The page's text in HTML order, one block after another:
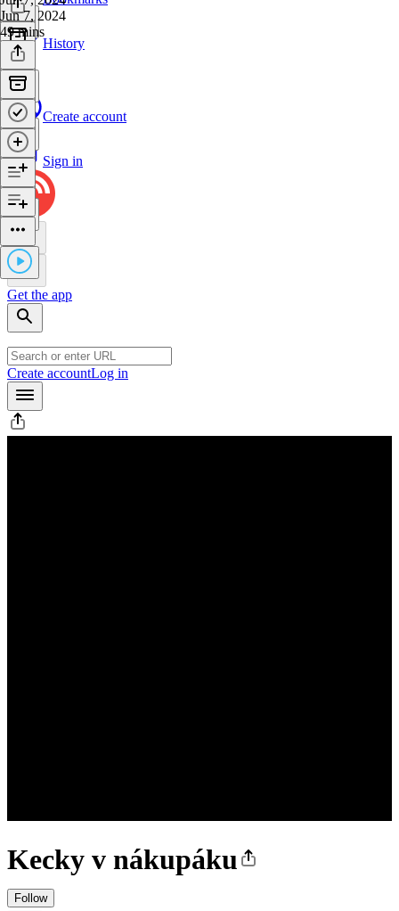
History
Create account
Sign in
Get the app
Create accountLog in
Kecky v nákupáku
Follow
Jun 7, 2024
49 mins